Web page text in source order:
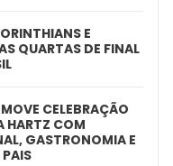
E
QUARTAS DE FINAL
CELEBRAÇÃO
HARTZ COM
GASTRONOMIA E